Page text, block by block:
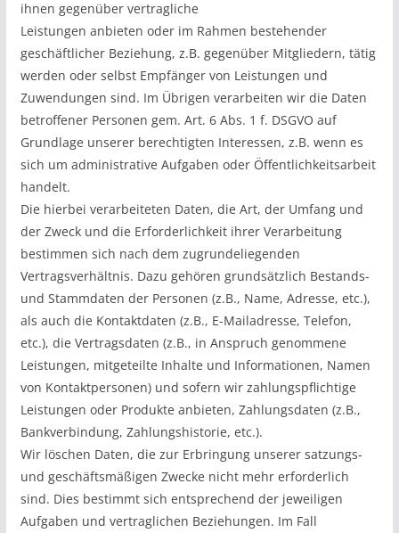
ihnen gegenüber vertragliche
Leistungen anbieten oder im Rahmen bestehender
geschäftlicher Beziehung, z.B. gegenüber Mitgliedern, tätig
werden oder selbst Empfänger von Leistungen und
Zuwendungen sind. Im Übrigen verarbeiten wir die Daten
betroffener Personen gem. Art. 6 Abs. 1 f. DSGVO auf
Grundlage unserer berechtigten Interessen, z.B. wenn es
sich um administrative Aufgaben oder Öffentlichkeitsarbeit
handelt.
Die hierbei verarbeiteten Daten, die Art, der Umfang und
der Zweck und die Erforderlichkeit ihrer Verarbeitung
bestimmen sich nach dem zugrundeliegenden
Vertragsverhältnis. Dazu gehören grundsätzlich Bestands-
und Stammdaten der Personen (z.B., Name, Adresse, etc.),
als auch die Kontaktdaten (z.B., E-Mailadresse, Telefon,
etc.), die Vertragsdaten (z.B., in Anspruch genommene
Leistungen, mitgeteilte Inhalte und Informationen, Namen
von Kontaktpersonen) und sofern wir zahlungspflichtige
Leistungen oder Produkte anbieten, Zahlungsdaten (z.B.,
Bankverbindung, Zahlungshistorie, etc.).
Wir löschen Daten, die zur Erbringung unserer satzungs-
und geschäftsmäßigen Zwecke nicht mehr erforderlich
sind. Dies bestimmt sich entsprechend der jeweiligen
Aufgaben und vertraglichen Beziehungen. Im Fall